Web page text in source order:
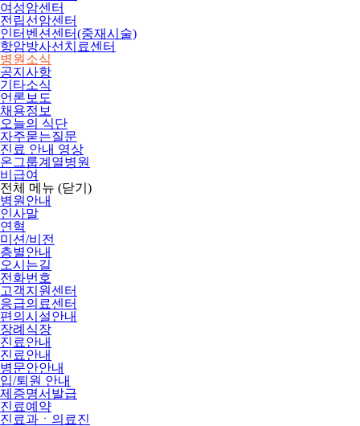
여성암센터
전립선암센터
인터벤션센터(중재시술)
항암방사선치료센터
병원소식
공지사항
기타소식
언론보도
채용정보
오늘의 식단
자주묻는질문
진료 안내 영상
온그룹계열병원
비급여
전체 메뉴 (닫기)
병원안내
인사말
연혁
미션/비전
층별안내
오시는길
전화번호
고객지원센터
응급의료센터
편의시설안내
장례식장
진료안내
진료안내
병문안안내
입/퇴원 안내
제증명서발급
진료예약
진료과ㆍ의료진